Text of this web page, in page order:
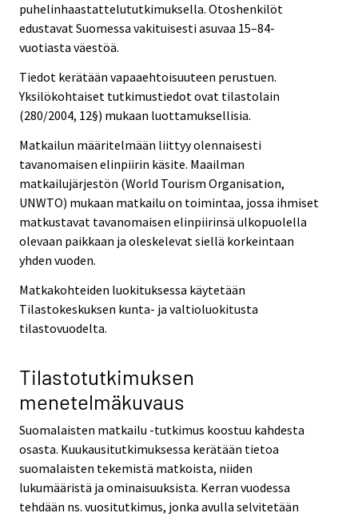
puhelinhaastattelututkimuksella. Otoshenkilöt
edustavat Suomessa vakituisesti asuvaa 15–84-
vuotiasta väestöä.
Tiedot kerätään vapaaehtoisuuteen perustuen.
Yksilökohtaiset tutkimustiedot ovat tilastolain
(280/2004, 12§) mukaan luottamuksellisia.
Matkailun määritelmään liittyy olennaisesti
tavanomaisen elinpiirin käsite. Maailman
matkailujärjestön (World Tourism Organisation,
UNWTO) mukaan matkailu on toimintaa, jossa ihmiset
matkustavat tavanomaisen elinpiirinsä ulkopuolella
olevaan paikkaan ja oleskelevat siellä korkeintaan
yhden vuoden.
Matkakohteiden luokituksessa käytetään
Tilastokeskuksen kunta- ja valtioluokitusta
tilastovuodelta.
Tilastotutkimuksen
menetelmäkuvaus
Suomalaisten matkailu -tutkimus koostuu kahdesta
osasta. Kuukausitutkimuksessa kerätään tietoa
suomalaisten tekemistä matkoista, niiden
lukumääristä ja ominaisuuksista. Kerran vuodessa
tehdään ns. vuositutkimus, jonka avulla selvitetään